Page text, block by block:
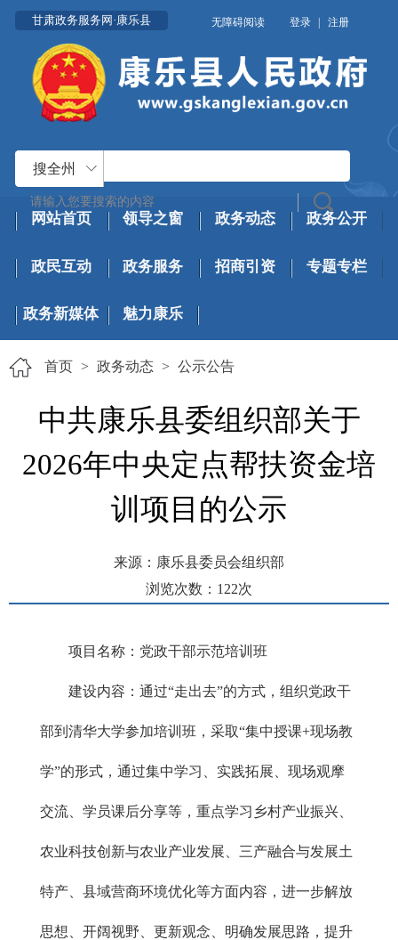
甘肃政务服务网·康乐县 无障碍阅读 登录 | 注册
搜全州
网站首页 领导之窗 政务动态 政务公开
政民互动 政务服务 招商引资 专题专栏
政务新媒体 魅力康乐
首页 > 政务动态 > 公示公告
中共康乐县委组织部关于
2026年中央定点帮扶资金培
训项目的公示
来源：康乐县委员会组织部
浏览次数： 122次
项目名称：党政干部示范培训班
建设内容：通过“走出去”的方式，组织党政干
部到清华大学参加培训班，采取“集中授课+现场教
学”的形式，通过集中学习、实践拓展、现场观摩
交流、学员课后分享等，重点学习乡村产业振兴、
农业科技创新与农业产业发展、三产融合与发展土
特产、县域营商环境优化等方面内容，进一步解放
思想、开阔视野、更新观念、明确发展思路，提升